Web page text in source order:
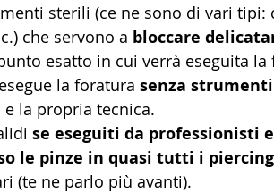
sterili (ce ne sono di vari tipi:
che servono a bloccare
esatto in cui verrà eseguita la
la foratura senza
e la propria tecnica.
se eseguiti da professionisti
le pinze in quasi tutti i piercing
(te ne parlo più avanti).